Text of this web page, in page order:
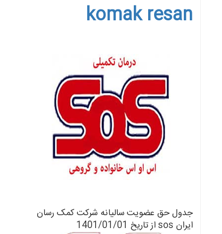
komak resan
جدول حق عضویت سالیانه شرکت کمک رسان
ایران sos از تاریخ
1401/01/01